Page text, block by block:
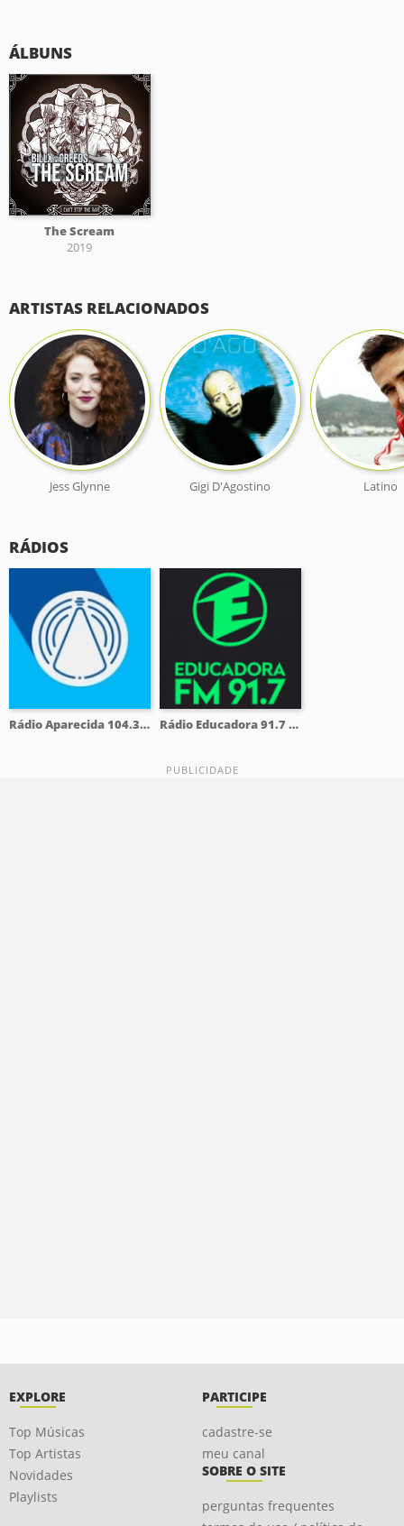
ÁLBUNS
The Scream
2019
ARTISTAS RELACIONADOS
Jess Glynne Gigi D'Agostino Latino
RÁDIOS
Rádio Aparecida 104.3 FM Rádio Educadora 91.7 FM
EXPLORE
Top Músicas
Top Artistas
Novidades
Playlists
PARTICIPE
cadastre-se
meu canal
SOBRE O SITE
perguntas frequentes